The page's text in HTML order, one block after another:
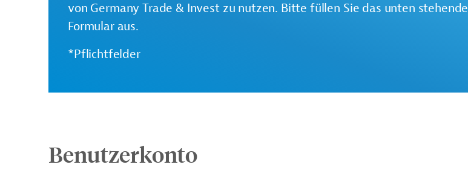
von Germany Trade & Invest zu nutzen. Bitte füllen Sie das unten stehende
Formular aus.
*Pflichtfelder
Benutzerkonto